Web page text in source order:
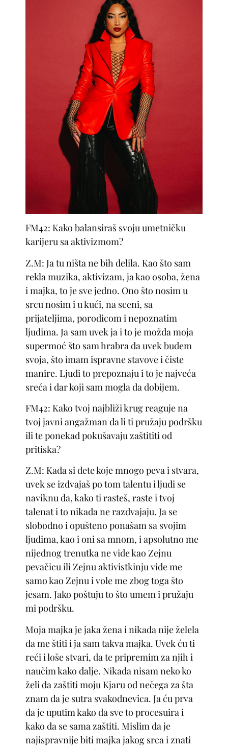
FM42: Kako balansiraš svoju umetničku
karijeru sa aktivizmom?
Z.M: Ja tu ništa ne bih delila. Kao što sam
rekla muzika, aktivizam, ja kao osoba, žena
i majka, to je sve jedno. Ono što nosim u
srcu nosim i u kući, na sceni, sa
prijateljima, porodicom i nepoznatim
ljudima. Ja sam uvek ja i to je možda moja
supermoć što sam hrabra da uvek budem
svoja, što imam ispravne stavove i čiste
manire. Ljudi to prepoznaju i to je najveća
sreća i dar koji sam mogla da dobijem.
FM42: Kako tvoj najbliži krug reaguje na
tvoj javni angažman da li ti pružaju podršku
ili te ponekad pokušavaju zaštititi od
pritiska?
Z.M: Kada si dete koje mnogo peva i stvara,
uvek se izdvajaš po tom talentu i ljudi se
naviknu da, kako ti rasteš, raste i tvoj
talenat i to nikada ne razdvajaju. Ja se
slobodno i opušteno ponašam sa svojim
ljudima, kao i oni sa mnom, i apsolutno me
nijednog trenutka ne vide kao Zejnu
pevačicu ili Zejnu aktivistkinju vide me
samo kao Zejnu i vole me zbog toga što
jesam. Jako poštuju to što umem i pružaju
mi podršku.
Moja majka je jaka žena i nikada nije želela
da me štiti i ja sam takva majka. Uvek ću ti
reći i loše stvari, da te pripremim za njih i
naučim kako dalje. Nikada nisam neko ko
želi da zaštiti moju Kjaru od nečega za šta
znam da je sutra svakodnevica. Ja ću prva
da je uputim kako da sve to procesuira i
kako da se sama zaštiti. Mislim da je
najispravnije biti majka jakog srca i znati